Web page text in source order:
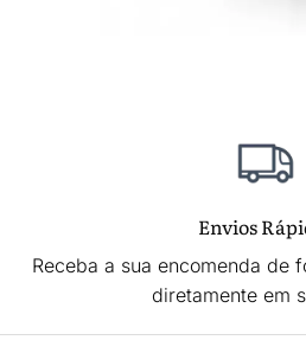
Envios
Receba a sua encomenda de
diretamente em